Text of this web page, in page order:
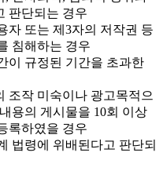
판단되는 경우
자 또는 제3자의 저작권 등
침해하는 경우
이 규정된 기간을 초과한
조작 미숙이나 광고목적으
용의 게시물을 10회 이상
록하였을 경우
법령에 위배된다고 판단되